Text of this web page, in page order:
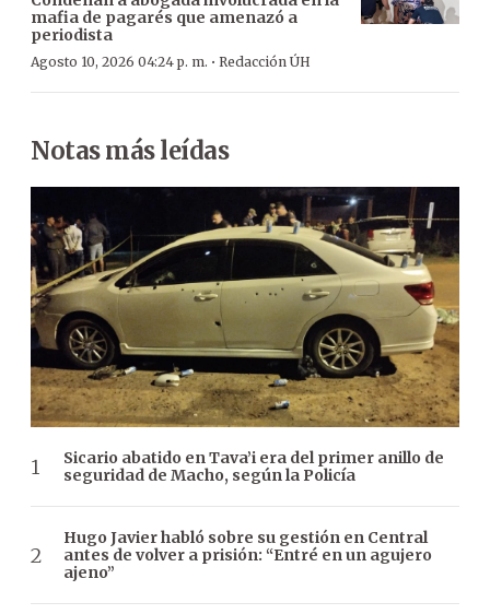
mafia de pagarés que amenazó a
periodista
Agosto 10, 2026 04:24 p. m. · Redacción ÚH
Notas más leídas
Sicario abatido en Tava’i era del primer anillo de
seguridad de Macho, según la Policía
Hugo Javier habló sobre su gestión en Central
antes de volver a prisión: “Entré en un agujero
ajeno”